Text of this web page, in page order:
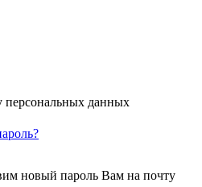
персональных данных
новый пароль Вам на почту